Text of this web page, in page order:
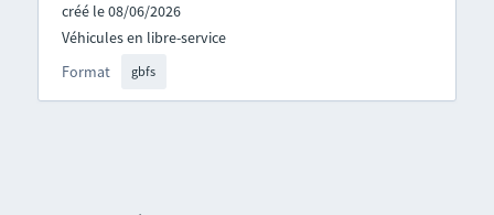
créé le 08/06/2026
Format gbfs
Véhicules en libre-service